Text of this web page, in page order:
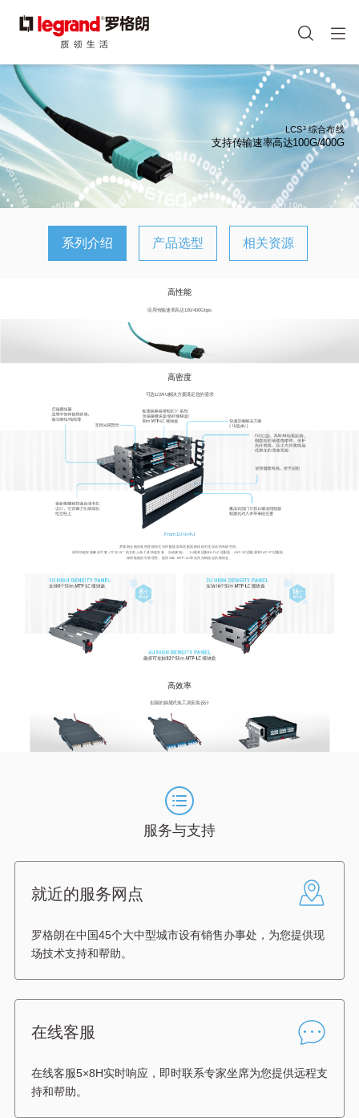
跳
转
内
像
LCS³ 综合布线
支持传输速率高达100G/400G
系列介绍 产品选型 相关资源
高性能
应用传输速率高达100/400Gbps
高密度
可选1/2/4U解决方案满足您的需求
From 1U to 4U
罗格朗全新的高密度模块式光纤配线架和适配器模块组可优化你的布线空间。
采用快速安装解决方案（可在19＂的立柜上免工具快速安装、自动接地），1U最高适配96个LC适配器，48个SC适配器和24个ST适配器。
保持链路的可管理性，提供Slim MTP-LC和支持光铜混合的模块盒。
高效率
创新的抽屉式免工具安装设计
服务与支持
就近的服务网点
罗格朗在中国45个大中型城市设有销售办事处，为您提供现
场技术支持和帮助。
在线客服
在线客服5×8H实时响应，即时联系专家坐席为您提供远程支
持和帮助。